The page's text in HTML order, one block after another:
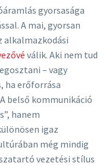
gyorsasága
A mai, gyorsan
alkalmazkodási
válik. Aki nem tud
– vagy
ha erőforrása
belső kommunikáció
hanem
igaz
még mindig
vezetési stílus